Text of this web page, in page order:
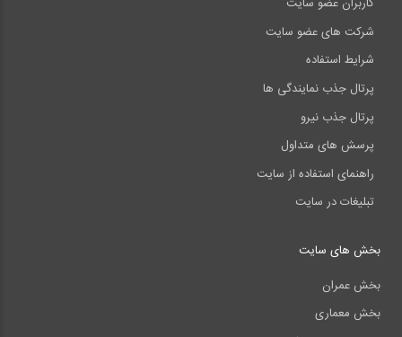
شرکت های عضو سایت
شرایط استفاده
پرتال جذب نمایندگی ها
پرتال جذب نیرو
پرسش های متداول
راهنمای استفاده از سایت
تبلیغات در سایت
بخش های سایت
بخش عمران
بخش معماری